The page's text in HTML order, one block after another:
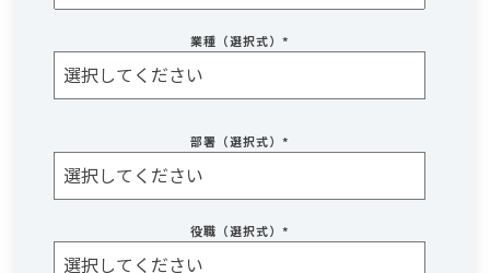
業種（選択式） *
部署（選択式） *
役職（選択式） *